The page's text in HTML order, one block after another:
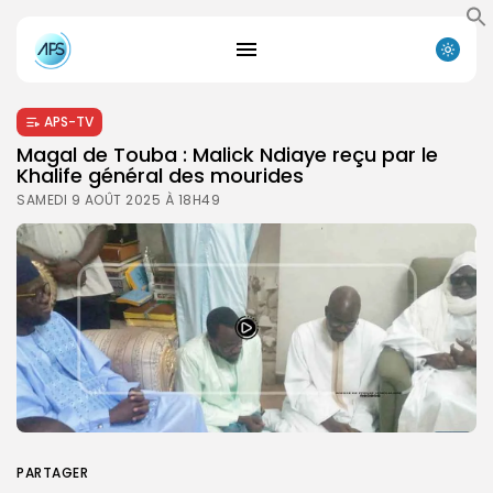
APS-TV
Magal de Touba : Malick Ndiaye reçu par le
Khalife général des mourides
SAMEDI 9 AOÛT 2025 À 18H49
PARTAGER